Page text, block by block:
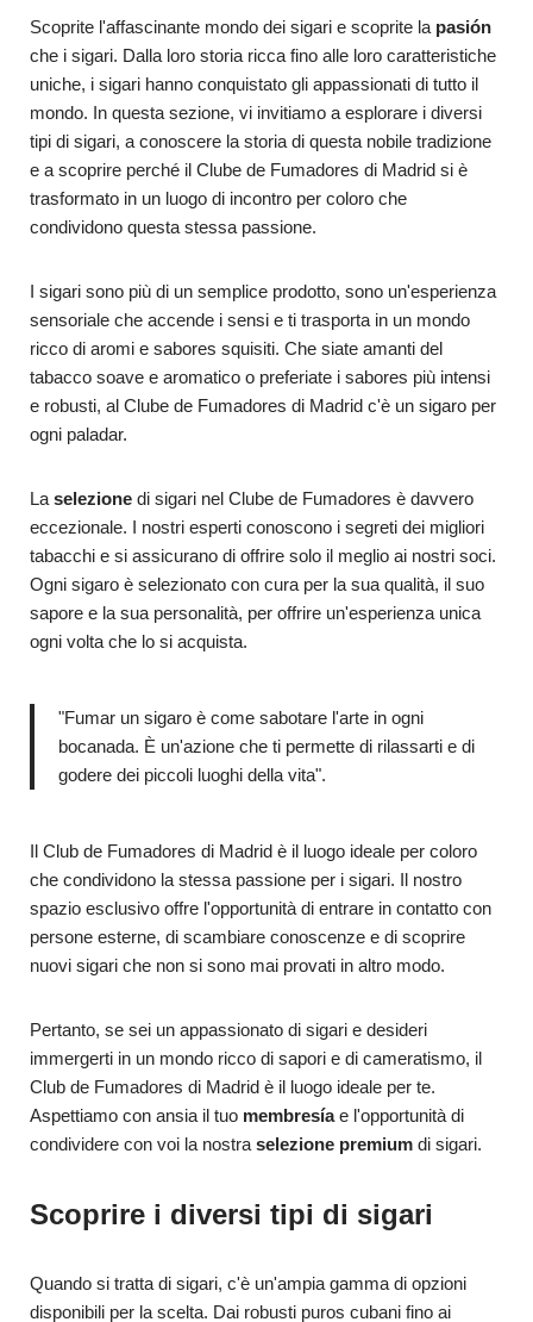
Scoprite l'affascinante mondo dei sigari e scoprite la pasión
che i sigari. Dalla loro storia ricca fino alle loro caratteristiche
uniche, i sigari hanno conquistato gli appassionati di tutto il
mondo. In questa sezione, vi invitiamo a esplorare i diversi
tipi di sigari, a conoscere la storia di questa nobile tradizione
e a scoprire perché il Clube de Fumadores di Madrid si è
trasformato in un luogo di incontro per coloro che
condividono questa stessa passione.
I sigari sono più di un semplice prodotto, sono un'esperienza
sensoriale che accende i sensi e ti trasporta in un mondo
ricco di aromi e sabores squisiti. Che siate amanti del
tabacco soave e aromatico o preferiate i sabores più intensi
e robusti, al Clube de Fumadores di Madrid c'è un sigaro per
ogni paladar.
La selezione di sigari nel Clube de Fumadores è davvero
eccezionale. I nostri esperti conoscono i segreti dei migliori
tabacchi e si assicurano di offrire solo il meglio ai nostri soci.
Ogni sigaro è selezionato con cura per la sua qualità, il suo
sapore e la sua personalità, per offrire un'esperienza unica
ogni volta che lo si acquista.
"Fumar un sigaro è come sabotare l'arte in ogni
bocanada. È un'azione che ti permette di rilassarti e di
godere dei piccoli luoghi della vita".
Il Club de Fumadores di Madrid è il luogo ideale per coloro
che condividono la stessa passione per i sigari. Il nostro
spazio esclusivo offre l'opportunità di entrare in contatto con
persone esterne, di scambiare conoscenze e di scoprire
nuovi sigari che non si sono mai provati in altro modo.
Pertanto, se sei un appassionato di sigari e desideri
immergerti in un mondo ricco di sapori e di cameratismo, il
Club de Fumadores di Madrid è il luogo ideale per te.
Aspettiamo con ansia il tuo membresíae l'opportunità di
condividere con voi la nostra selezione premium di sigari.
Scoprire i diversi tipi di sigari
Quando si tratta di sigari, c'è un'ampia gamma di opzioni
disponibili per la scelta. Dai robusti puros cubani fino ai